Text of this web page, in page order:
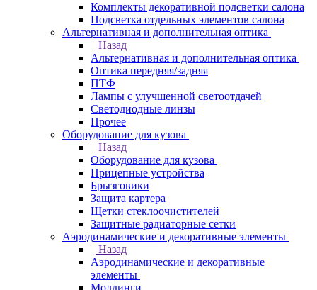
Комплекты декоративной подсветки салона
Подсветка отдельных элементов салона
Альтернативная и дополнительная оптика
Назад
Альтернативная и дополнительная оптика
Оптика передняя/задняя
ПТФ
Лампы с улучшенной светоотдачей
Светодиодные линзы
Прочее
Оборудование для кузова
Назад
Оборудование для кузова
Прицепные устройства
Брызговики
Защита картера
Щетки стеклоочистителей
Защитные радиаторные сетки
Аэродинамические и декоративные элементы
Назад
Аэродинамические и декоративные
элементы